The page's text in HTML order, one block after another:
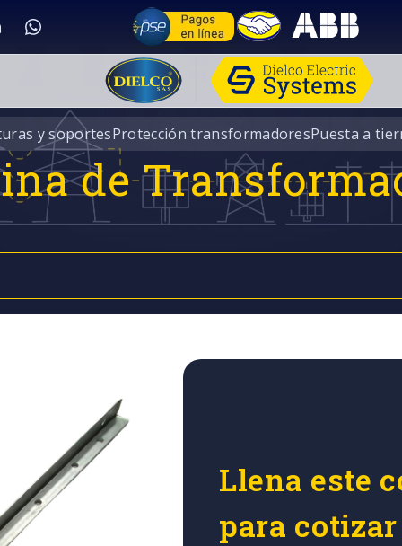
y soportesProtección transformadoresPuesta a
de
Llena este
para